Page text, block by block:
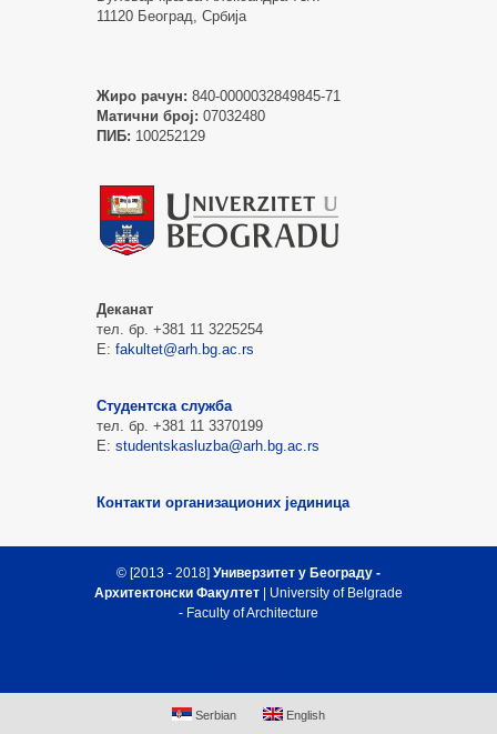
11120 Београд, Србија
Жиро рачун: 840-0000032849845-71
Матични број: 07032480
ПИБ: 100252129
Деканат
тел. бр. +381 11 3225254
Е: fakultet@arh.bg.ac.rs
Студентска служба
тел. бр. +381 11 3370199
Е: studentskasluzba@arh.bg.ac.rs
Контакти организационих јединица
© [2013 - 2018] Универзитет у Београду -
Архитектонски Факултет | University of Belgrade
- Faculty of Architecture
Serbian English